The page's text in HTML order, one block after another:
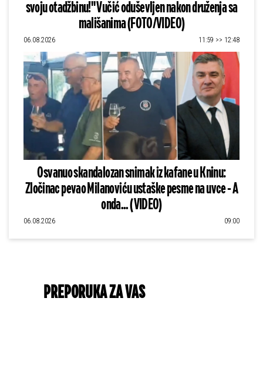
svoju otadžbinu!" Vučić oduševljen nakon druženja sa
mališanima (FOTO/VIDEO)
06.08.2026 11:59 >> 12:48
Osvanuo skandalozan snimak iz kafane u Kninu:
Zločinac pevao Milanoviću ustaške pesme na uvce - A
onda... (VIDEO)
06.08.2026 09:00
PREPORUKA ZA VAS